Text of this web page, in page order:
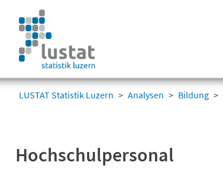
LUSTAT Statistik Luzern Analysen Bildung
Hochschulpersonal